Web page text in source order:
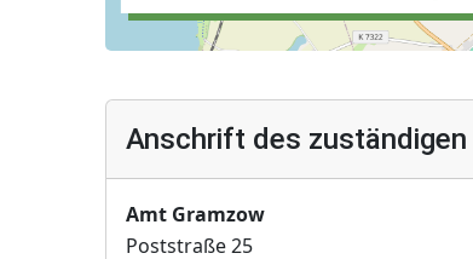
Anschrift des
Amt Gramzow
Poststraße 25